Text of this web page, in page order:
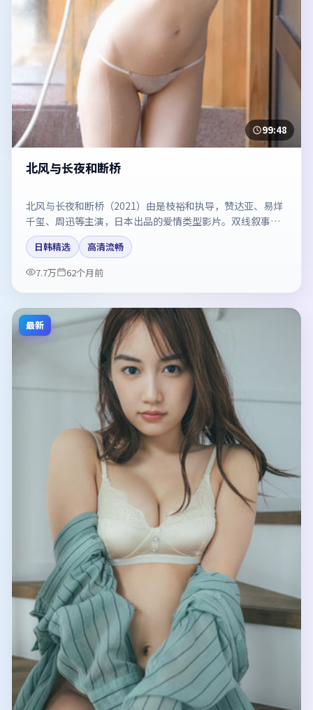
99:48
北风与长夜和断桥
北风与长夜和断桥（2021）由是枝裕和执导，赞达亚、易烊
千玺、周迅等主演，日本出品的爱情类型影片。双线叙事把
悬念保持到最后一刻。剧情简介与主创信息可供检索参考，
上映日期以片方资料为准。
日韩精选
高清流畅
7.7万
62个月前
最新